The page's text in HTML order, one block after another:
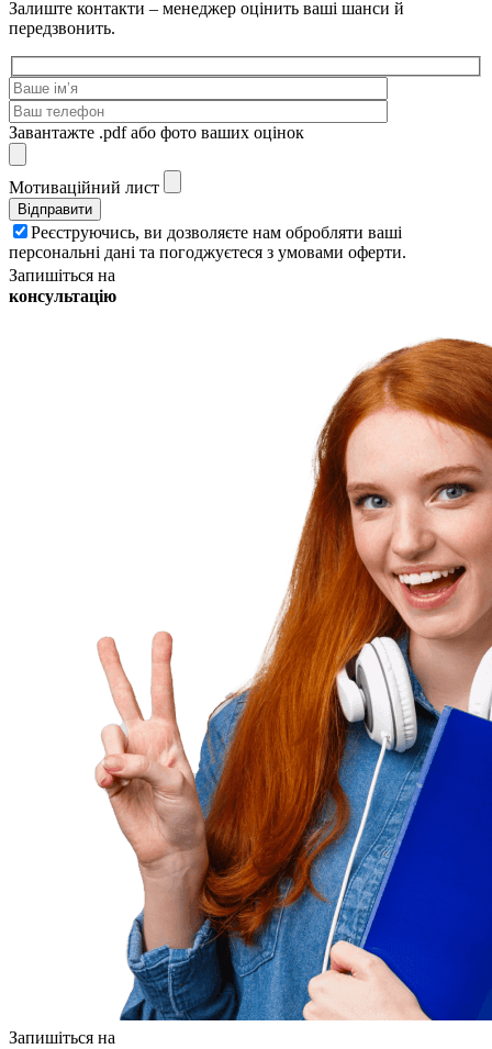
Залиште контакти – менеджер оцінить ваші шанси й
передзвонить.
Завантажте .pdf або фото ваших оцінок
Мотиваційний лист
Реєструючись, ви дозволяєте нам обробляти ваші
персональні дані та погоджуєтеся з умовами оферти.
Запишіться на
консультацію
Запишіться на